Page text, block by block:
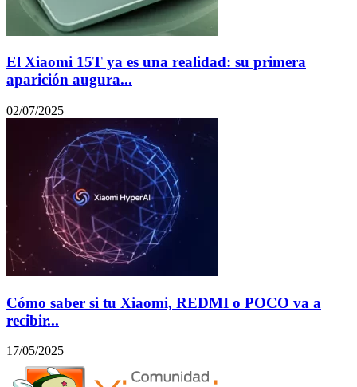
El Xiaomi 15T ya es una realidad: su primera
aparición augura...
02/07/2025
Cómo saber si tu Xiaomi, REDMI o POCO va a
recibir...
17/05/2025